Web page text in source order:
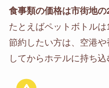
食事類の価格は市街地
たとえばペットボトルは
節約したい方は、空港
してからホテルに持ち込